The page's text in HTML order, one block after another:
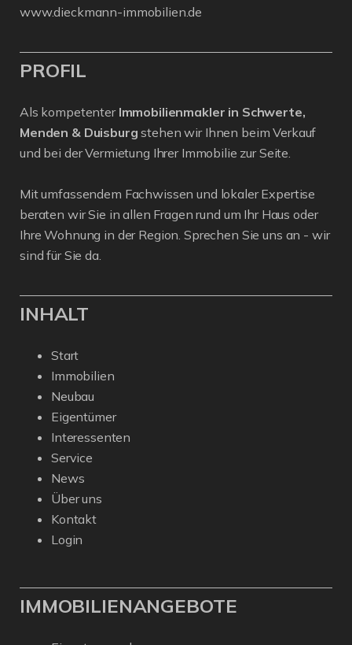
www.dieckmann-immobilien.de
PROFIL
Als kompetenter Immobilienmakler in Schwerte,
Menden & Duisburg stehen wir Ihnen beim Verkauf
und bei der Vermietung Ihrer Immobilie zur Seite.
Mit umfassendem Fachwissen und lokaler Expertise
beraten wir Sie in allen Fragen rund um Ihr Haus oder
Ihre Wohnung in der Region. Sprechen Sie uns an - wir
sind für Sie da.
INHALT
Start
Immobilien
Neubau
Eigentümer
Interessenten
Service
News
Über uns
Kontakt
Login
IMMOBILIENANGEBOTE